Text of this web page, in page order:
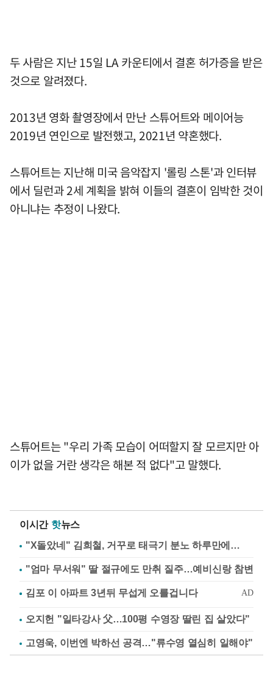
두 사람은 지난 15일 LA 카운티에서 결혼 허가증을 받은
것으로 알려졌다.
2013년 영화 촬영장에서 만난 스튜어트와 메이어능
2019년 연인으로 발전했고, 2021년 약혼했다.
스튜어트는 지난해 미국 음악잡지 '롤링 스톤'과 인터뷰
에서 딜런과 2세 계획을 밝혀 이들의 결혼이 임박한 것이
아니냐는 추정이 나왔다.
스튜어트는 "우리 가족 모습이 어떠할지 잘 모르지만 아
이가 없을 거란 생각은 해본 적 없다"고 말했다.
이시간 핫뉴스
"X돌았네" 김희철, 거꾸로 태극기 분노 하루만에…
"엄마 무서워" 딸 절규에도 만취 질주…예비신랑 참변
오지헌 "일타강사 父…100평 수영장 딸린 집 살았다"
고영욱, 이번엔 박하선 공격…"류수영 열심히 일해야"